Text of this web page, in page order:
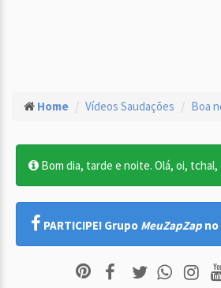
Home Vídeos Saudações Boa
Bom dia, tarde e noite. Olá, oi, tchal,
PARTICIPE! Grupo MeuZapZap no